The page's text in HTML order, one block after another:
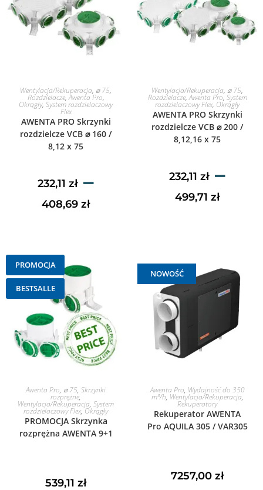
WYBIERZ OPCJE
Wentylacja/Rekuperacja, ⌀ 75,
Rozdzielacze,Awenta Pro,
Okrągły, System rozdzielaczowy
Flex
AWENTA PRO Skrzynki
rozdzielcze VCB ⌀ 160 /
8,12 x 75
232,11 zł–
408,69 zł
WYBIERZ OPCJE
Wentylacja/Rekuperacja, ⌀ 75,
Rozdzielacze,Awenta Pro, System
rozdzielaczowy Flex, Okrągły
AWENTA PRO Skrzynki
rozdzielcze VCB ⌀ 200 /
8,12,16 x 75
232,11 zł–
499,71 zł
PROMOCJA
BESTSALLE
DODAJ DO KOSZYKA
Awenta Pro, ⌀ 75, Skrzynki
rozprężne,
Wentylacja/Rekuperacja, System
rozdzielaczowy Flex,Okrągły
PROMOCJA Skrzynka
rozprężna AWENTA 9+1
539,11 zł
NOWOŚĆ
DODAJ DO KOSZYKA
Awenta Pro, Wydajność do 350
m³/h, Wentylacja/Rekuperacja,
Rekuperatory
Rekuperator AWENTA
Pro AQUILA 305 / VAR305
7257,00 zł